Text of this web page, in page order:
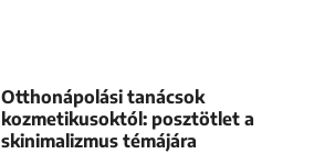
Otthonápolási tanácsok
kozmetikusoktól: posztötlet a
skinimalizmus témájára